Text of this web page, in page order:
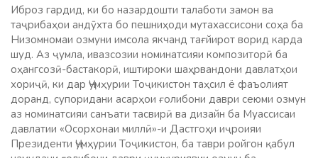
Иброз гардид, ки бо назардошти талаботи замон ва
таҷрибаҳои андӯхта бо пешниҳоди мутахассисони соҳа ба
Низомномаи озмуни имсола якчанд тағйирот ворид карда
шуд. Аз ҷумла, ивазсозии номинатсияи композиторӣ ба
оҳангсозӣ-бастакорӣ, иштироки шаҳрвандони давлатҳои
хориҷӣ, ки дар Ҷумҳурии Тоҷикистон таҳсил ё фаъолият
доранд, супоридани асарҳои ғолибони даври сеюми озмун
аз номинатсияи санъати тасвирӣ ва дизайн ба Муассисаи
давлатии «Осорхонаи миллӣ»-и Дастгоҳи иҷроияи
Президенти Ҷумҳурии Тоҷикистон, ба таври ройгон қабул